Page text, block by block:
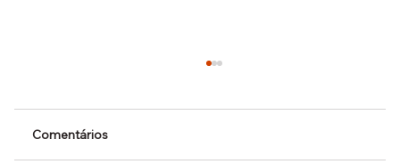
Comentários